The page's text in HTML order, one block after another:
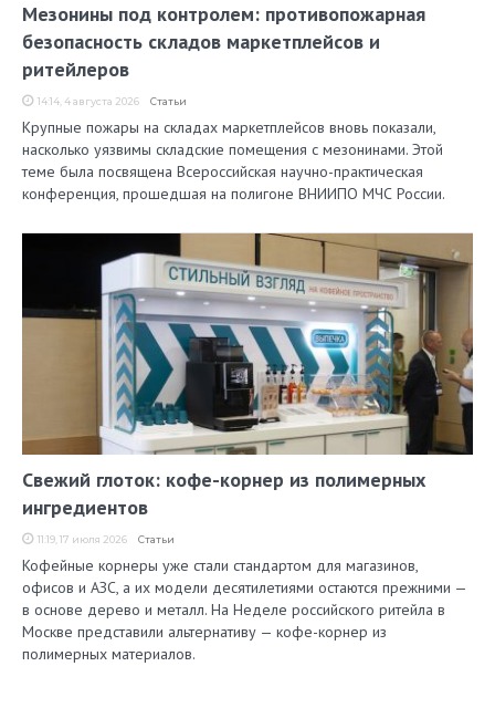
Мезонины под контролем: противопожарная
безопасность складов маркетплейсов и
ритейлеров
14:14, 4 августа 2026 Статьи
Крупные пожары на складах маркетплейсов вновь показали,
насколько уязвимы складские помещения с мезонинами. Этой
теме была посвящена Всероссийская научно-практическая
конференция, прошедшая на полигоне ВНИИПО МЧС России.
Свежий глоток: кофе-корнер из полимерных
ингредиентов
11:19, 17 июля 2026 Статьи
Кофейные корнеры уже стали стандартом для магазинов,
офисов и АЗС, а их модели десятилетиями остаются прежними —
в основе дерево и металл. На Неделе российского ритейла в
Москве представили альтернативу — кофе-корнер из
полимерных материалов.